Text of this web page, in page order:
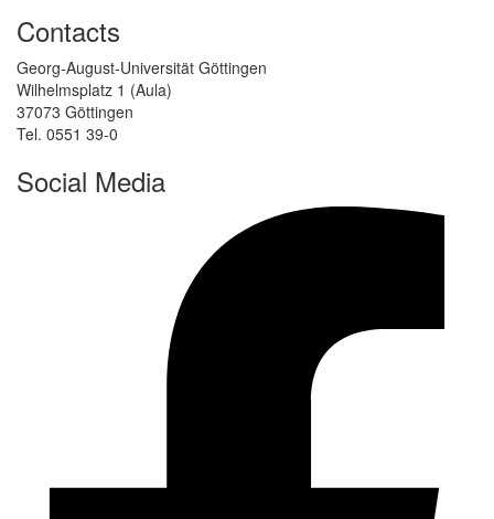
Contacts
Georg-August-Universität Göttingen
Wilhelmsplatz 1 (Aula)
37073 Göttingen
Tel. 0551 39-0
Social Media